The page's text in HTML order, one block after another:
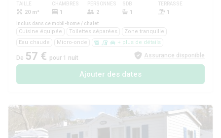
TAILLE
20 m²
CHAMBRES
1
PERSONNES
2
SDB
1
TERRASSE
1
Inclus dans ce mobil-home / chalet
Cuisine équipée Toilettes séparées
Zone tranquille
Eau chaude
Micro-onde + plus de détails
De 57 € pour 1 nuit Assurance disponible
Ajouter des dates